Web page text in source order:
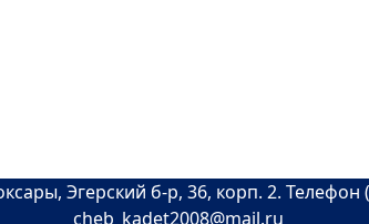
Эгерский б-р, 36, корп. 2.
cheb_kadet2008@mail.ru